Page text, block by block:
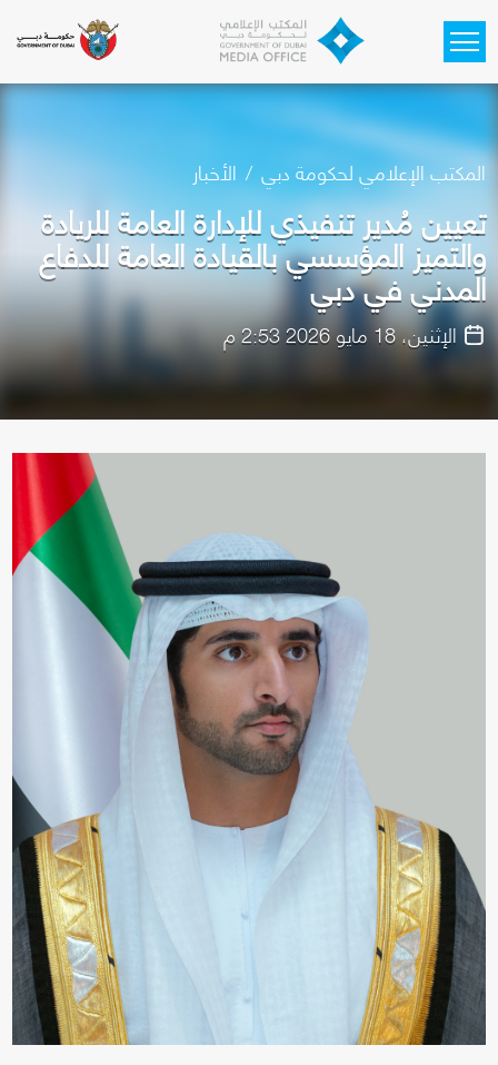
المكتب الإعلامي لحكومة دبي الأخبار
تعيين مُدير تنفيذي للإدارة العامة للريادة
والتميز المؤسسي بالقيادة العامة للدفاع
المدني في دبي
الإثنين، 18 مايو 2026 2:53 م